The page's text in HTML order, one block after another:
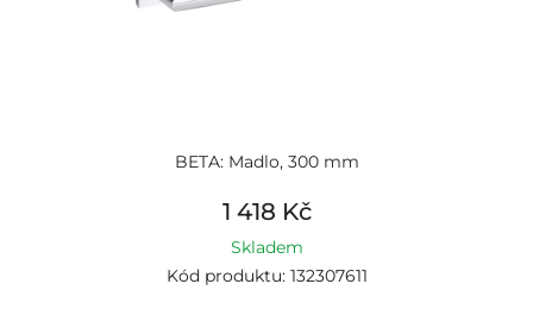
BETA: Madlo, 300 mm
1 418 Kč
Skladem
Kód produktu: 132307611